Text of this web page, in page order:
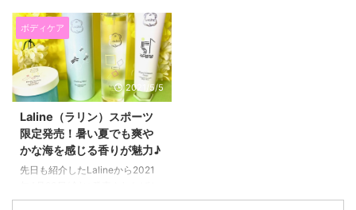
ス）に変えてみました(^^)/ （※記
事の最後にお得な割引クーポンも
あります） これまで、アスリー
トが使っている某有名マットレス
を使っていたのですが、 ここ数
年朝起きると腰が少し痛く
て、、、 でも、そんなものなの
かなとあまり気にしていなかった
のですが、 NELLマットレスに変
えてから すごく熟睡でき
る！！！ マットレスを変えるだ
したので、 詳しくご紹介したい
り、 他にもいろいろ体の内側か
ボディケア
2021/5/5
Laline（ラリン）スポーツ
限定発売！暑い夏でも爽や
かな海を感じる香りが魅力♪
先日も紹介したLalineから2021
りの 爽やかな香りとスポーツを